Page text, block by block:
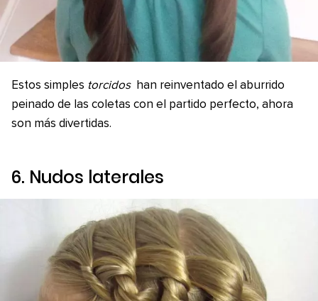
Estos simples torcidos
han reinventado el aburrido
peinado de las coletas con el partido perfecto, ahora
son más divertidas.
6. Nudos laterales